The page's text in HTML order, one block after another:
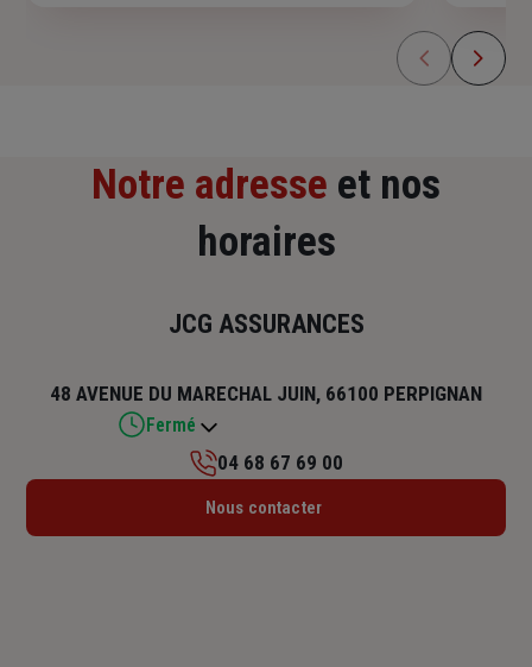
Notre adresse et nos
horaires
JCG ASSURANCES
48 AVENUE DU MARECHAL JUIN, 66100 PERPIGNAN
Fermé
Lundi : 09h – 12h30 / 14h – 18h
04 68 67 69 00
Nous contacter